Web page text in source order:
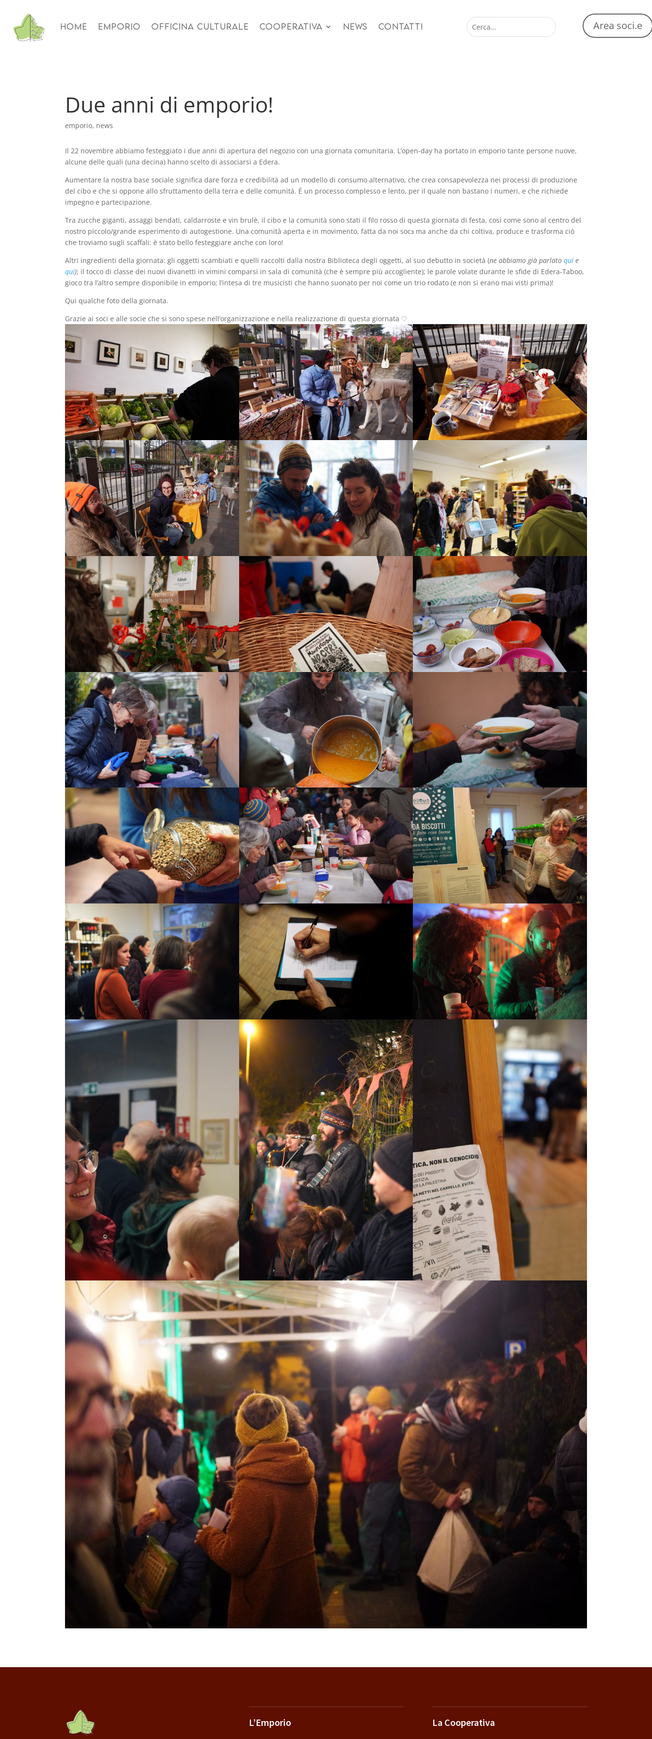
HOME EMPORIO OFFICINA CULTURALE COOPERATIVA NEWS CONTATTI Area soci.e
Due anni di emporio!
emporio, news
Il 22 novembre abbiamo festeggiato i due anni di apertura del negozio con una giornata comunitaria. L’open-day ha portato in emporio tante persone nuove,
alcune delle quali (una decina) hanno scelto di associarsi a Edera.
Aumentare la nostra base sociale significa dare forza e credibilità ad un modello di consumo alternativo, che crea consapevolezza nei processi di produzione
del cibo e che si oppone allo sfruttamento della terra e delle comunità. È un processo complesso e lento, per il quale non bastano i numeri, e che richiede
impegno e partecipazione.
Tra zucche giganti, assaggi bendati, caldarroste e vin brulè, il cibo e la comunità sono stati il filo rosso di questa giornata di festa, così come sono al centro del
nostro piccolo/grande esperimento di autogestione. Una comunità aperta e in movimento, fatta da noi socɜ ma anche da chi coltiva, produce e trasforma ciò
che troviamo sugli scaffali: è stato bello festeggiare anche con loro!
Altri ingredienti della giornata: gli oggetti scambiati e quelli raccolti dalla nostra Biblioteca degli oggetti, al suo debutto in società (ne abbiamo già parlatoqui e
qui); il tocco di classe dei nuovi divanetti in vimini comparsi in sala di comunità (che è sempre più accogliente); le parole volate durante le sfide di Edera-Taboo,
gioco tra l’altro sempre disponibile in emporio; l’intesa di tre musicisti che hanno suonato per noi come un trio rodato (e non si erano mai visti prima)!
Qui qualche foto della giornata.
Grazie ai soci e alle socie che si sono spese nell’organizzazione e nella realizzazione di questa giornata ♡
L’Emporio La Cooperativa